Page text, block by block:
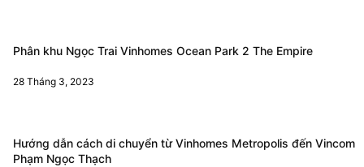
Phân khu Ngọc Trai Vinhomes Ocean Park 2 The Empire
28 Tháng 3, 2023
Hướng dẫn cách di chuyển từ Vinhomes Metropolis đến Vincom
Phạm Ngọc Thạch